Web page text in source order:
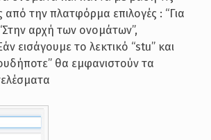
από την πλατφόρμα επιλογές : “Για
“Στην αρχή των ονομάτων”,
εισάγουμε το λεκτικό “stu” και
θα εμφανιστούν τα